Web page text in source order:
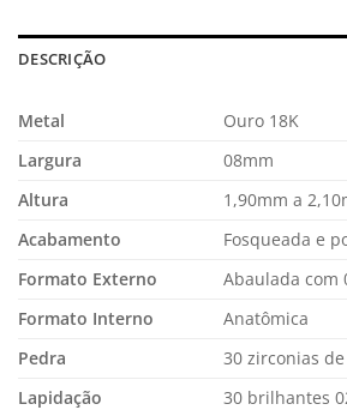
DESCRIÇÃO
Metal
Ouro 18K
Largura
08mm
Altura
1,90mm a
Acabamento
Fosqueada e
Formato Externo
Abaulada com
Formato Interno
Anatômica
Pedra
30 zirconias
Lapidação
30 brilhantes